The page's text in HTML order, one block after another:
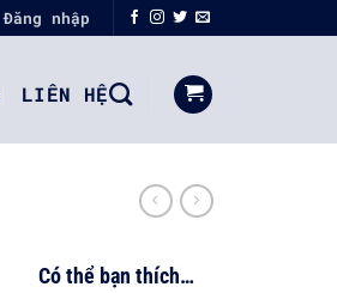
Đăng nhập
LIÊN HỆ
Có thể bạn thích…